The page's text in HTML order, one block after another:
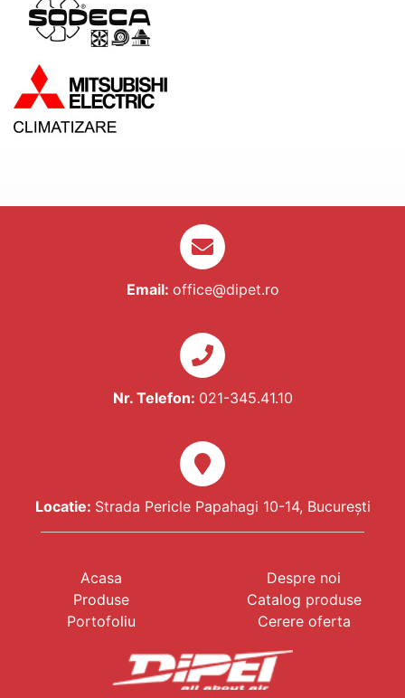
Email: office@dipet.ro
Nr. Telefon: 021-345.41.10
Locatie: Strada Pericle Papahagi 10-14, București
Acasa
Despre noi
Produse
Catalog produse
Portofoliu
Cerere oferta